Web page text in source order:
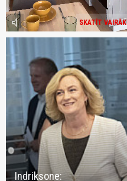
SKATĪT VAIRĀK
volume_mute
Indriksone: